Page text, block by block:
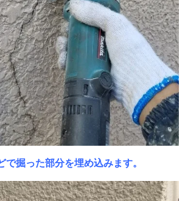
掘った部分を埋め込みます。